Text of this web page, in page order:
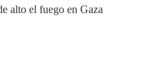
alto el fuego en Gaza